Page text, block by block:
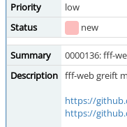
Priority
low
Status
new
Summary
0000136: fff-
Description fff-web greift
https://
https://